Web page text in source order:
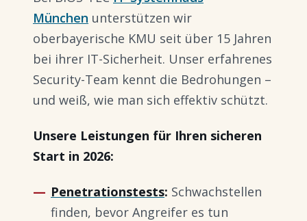
München unterstützen wir
oberbayerische KMU seit über 15 Jahren
bei ihrer IT-Sicherheit. Unser erfahrenes
Security-Team kennt die Bedrohungen –
und weiß, wie man sich effektiv schützt.
Unsere Leistungen für Ihren sicheren
Start in 2026:
Penetrationstests: Schwachstellen
finden, bevor Angreifer es tun